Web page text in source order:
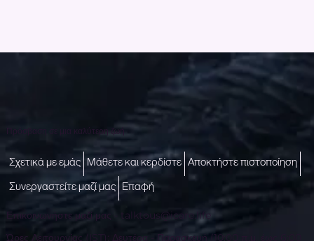
Πρόσβαση σε μια καλύτερη ζωή
Επικοινωνήστε μαζί μας - talktous@icare.life
Σχετικά με εμάς Μάθετε και κερδίστε Αποκτήστε πιστοποίηση
Συνεργαστείτε μαζί μας Επαφή
Ώρες Λειτουργίας (IST): Δευτέρα - Παρασκευή (10:00 π.μ. έως 6:00